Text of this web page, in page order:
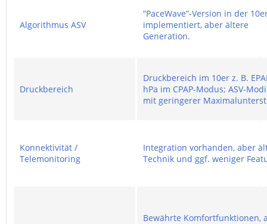
Algorithmus ASV
“PaceWave”-Version in der
implementiert, aber ältere
Generation.
Druckbereich
Druckbereich im 10­er z. B.
hPa im CPAP-Modus; ASV-
mit geringerer
Konnektivität /
Telemonitoring
Integration vorhanden, aber
Technik und ggf. weniger
Bewährte Komfortfunktionen,